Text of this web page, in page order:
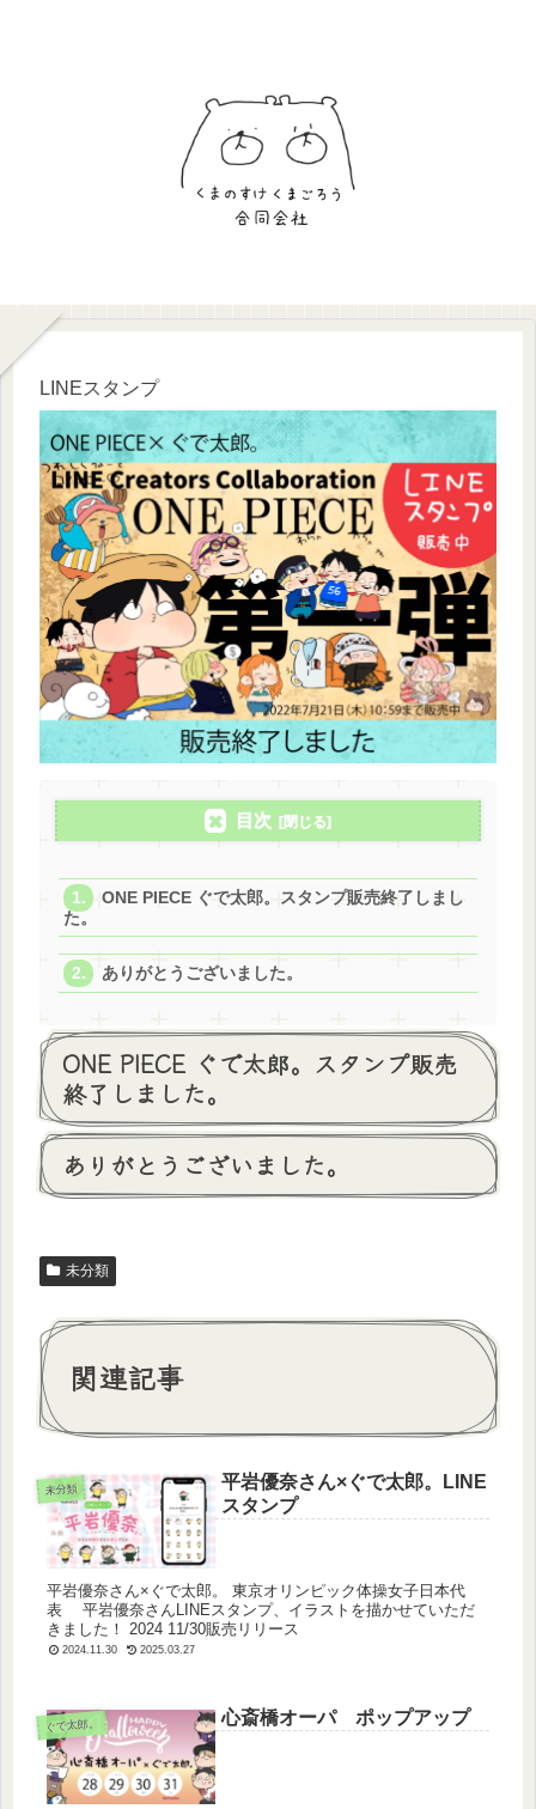
LINEスタンプ
目次
ONE PIECE ぐで太郎。スタンプ販売終了しまし
た。
ありがとうございました。
ONE PIECE ぐで太郎。スタンプ販売
終了しました。
ありがとうございました。
未分類
関連記事
未分類
平岩優奈さん×ぐで太郎。LINE
スタンプ
平岩優奈さん×ぐで太郎。 東京オリンピック体操女子日本代
表 平岩優奈さんLINEスタンプ、イラストを描かせていただ
きました！ 2024 11/30販売リリース
2024.11.30 2025.03.27
ぐで太郎。 心斎橋オーパ ポップアップ